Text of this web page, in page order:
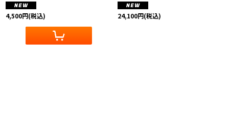
4,500円(税込) 24,100円(税込)